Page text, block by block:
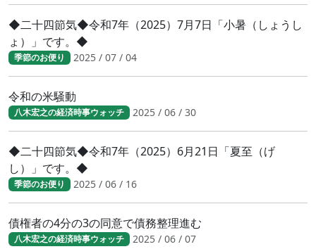
◆二十四節気◆令和7年（2025）7月7日「小暑（しょうし
ょ）」です。◆
季節のお便り 2025 / 07 / 04
令和の米騒動
八木宏之の経済時事ウォッチ 2025 / 06 / 30
◆二十四節気◆令和7年（2025）6月21日「夏至（げ
し）」です。◆
季節のお便り 2025 / 06 / 16
債権者の4分の3の同意で債務整理進む
八木宏之の経済時事ウォッチ 2025 / 06 / 07